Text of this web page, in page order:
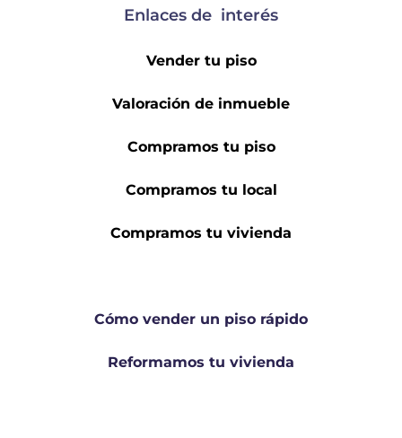
Enlaces de interés
Vender tu piso
Valoración de inmueble
Compramos tu piso
Compramos tu local
Compramos tu vivienda
Cómo vender un piso rápido
Reformamos tu vivienda